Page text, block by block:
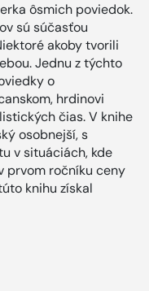
ôsmich poviedok.
sú súčasťou
akoby tvorili
Jednu z týchto
o
hrdinovi
čias. V knihe
osobnejší, s
v situáciách, kde
prvom ročníku ceny
knihu získal